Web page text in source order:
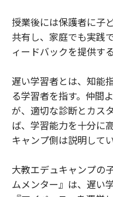
授業後には保護者に子
共有し、家庭でも実践
ィードバックを提供する
遅い学習者とは、知能
る学習者を指す。仲間
が、適切な診断とカス
ば、学習能力を十分に
キャンプ側は説明してい
大教エデュキャンプの
ムメンター』は、遅い